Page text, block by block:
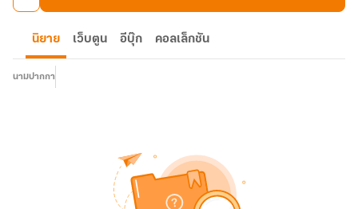
นิยาย เว็บตูน อีบุ๊ก คอลเล็กชัน
นามปากกา